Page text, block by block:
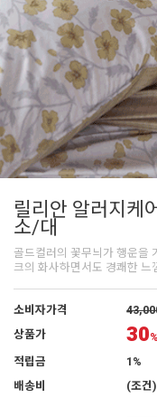
릴리안 알러지케
소/대
골드컬러의 꽃무늬가 행운을
크의 화사하면서도 경쾌한
소비자가격
상품가
30%
적립금
1%
배송비
(조건)